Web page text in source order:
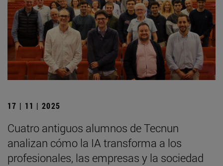
17 | 11 | 2025
Cuatro antiguos alumnos de Tecnun
analizan cómo la IA transforma a los
profesionales, las empresas y la sociedad